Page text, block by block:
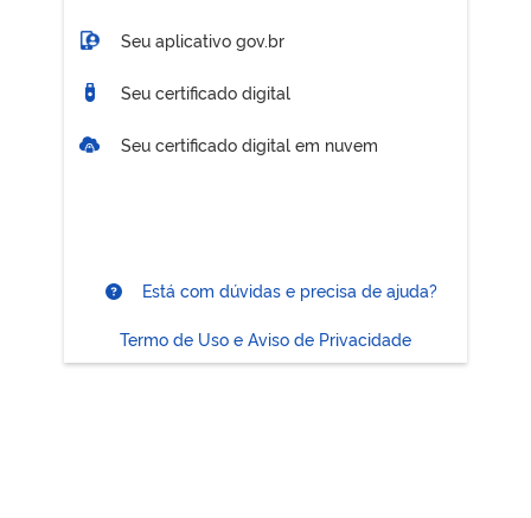
Seu aplicativo gov.br
Seu certificado digital
Seu certificado digital em nuvem
Está com dúvidas e precisa de ajuda?
Termo de Uso e Aviso de Privacidade